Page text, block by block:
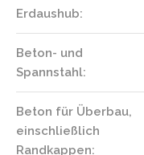
Erdaushub:
Beton- und
Spannstahl:
Beton für Überbau,
einschließlich
Randkappen: